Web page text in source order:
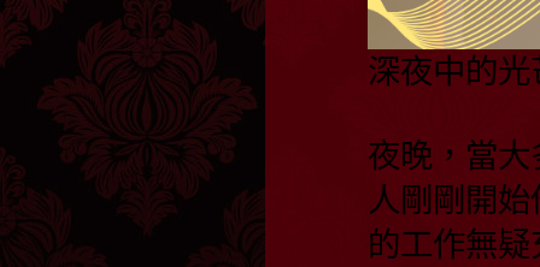
深夜中的
夜晚，當
人剛剛開
的工作無